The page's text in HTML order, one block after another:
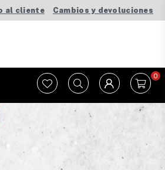
al cliente Cambios y devoluciones
0